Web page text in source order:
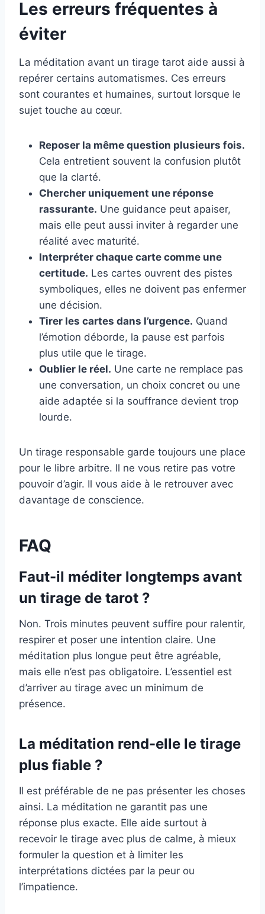
Les erreurs fréquentes à
éviter
La méditation avant un tirage tarot aide aussi à
repérer certains automatismes. Ces erreurs
sont courantes et humaines, surtout lorsque le
sujet touche au cœur.
Reposer la même question plusieurs fois.
Cela entretient souvent la confusion plutôt
que la clarté.
Chercher uniquement une réponse
rassurante. Une guidance peut apaiser,
mais elle peut aussi inviter à regarder une
réalité avec maturité.
Interpréter chaque carte comme une
certitude. Les cartes ouvrent des pistes
symboliques, elles ne doivent pas enfermer
une décision.
Tirer les cartes dans l’urgence. Quand
l’émotion déborde, la pause est parfois
plus utile que le tirage.
Oublier le réel. Une carte ne remplace pas
une conversation, un choix concret ou une
aide adaptée si la souffrance devient trop
lourde.
Un tirage responsable garde toujours une place
pour le libre arbitre. Il ne vous retire pas votre
pouvoir d’agir. Il vous aide à le retrouver avec
davantage de conscience.
FAQ
Faut-il méditer longtemps avant
un tirage de tarot ?
Non. Trois minutes peuvent suffire pour ralentir,
respirer et poser une intention claire. Une
méditation plus longue peut être agréable,
mais elle n’est pas obligatoire. L’essentiel est
d’arriver au tirage avec un minimum de
présence.
La méditation rend-elle le tirage
plus fiable ?
Il est préférable de ne pas présenter les choses
ainsi. La méditation ne garantit pas une
réponse plus exacte. Elle aide surtout à
recevoir le tirage avec plus de calme, à mieux
formuler la question et à limiter les
interprétations dictées par la peur ou
l’impatience.